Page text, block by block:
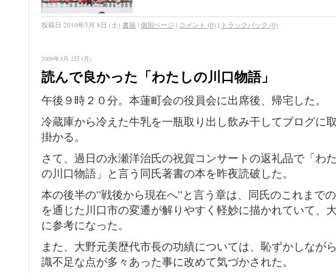
投稿日 2010年5月 8日 (土) 書籍 | 個別ページ | コメント (0) | トラックバック (0)
2009年3月 2日 (月)
読んで良かった「わたしの川口物語」
午後９時２０分。本蓮町会の役員会に出席後、帰宅した。
冷蔵庫から冷えた牛乳を一瓶取り出し飲み干してブログに
掛かる。
さて、過日の永瀬洋治氏の祝賀コンサートの返礼品で「わ
の川口物語」と言う同氏著書の本を昨夜読破した。
本の後半の”戦後から現在へ”と言う章は、同氏のこれまで
を通じた川口市の変遷が解りやすく軽妙に描かれていて、
に参考になった。
また、大野元美歴代市長の功績については、恥ずかしなが
識不足な点が多々あった事に改めて気づかされた。